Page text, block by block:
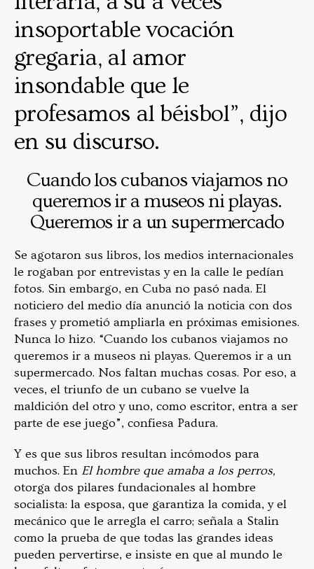
insoportable vocación
gregaria, al amor
insondable que le
profesamos al béisbol”, dijo
en su discurso.
Cuando los cubanos viajamos no
queremos ir a museos ni playas.
Queremos ir a un supermercado
Se agotaron sus libros, los medios internacionales
le rogaban por entrevistas y en la calle le pedían
fotos. Sin embargo, en Cuba no pasó nada. El
noticiero del medio día anunció la noticia con dos
frases y prometió ampliarla en próximas emisiones.
Nunca lo hizo. “Cuando los cubanos viajamos no
queremos ir a museos ni playas. Queremos ir a un
supermercado. Nos faltan muchas cosas. Por eso, a
veces, el triunfo de un cubano se vuelve la
maldición del otro y uno, como escritor, entra a ser
parte de ese juego”, confiesa Padura.
Y es que sus libros resultan incómodos para
muchos. En El hombre que amaba a los perros,
otorga dos pilares fundacionales al hombre
socialista: la esposa, que garantiza la comida, y el
mecánico que le arregla el carro; señala a Stalin
como la prueba de que todas las grandes ideas
pueden pervertirse, e insiste en que al mundo le